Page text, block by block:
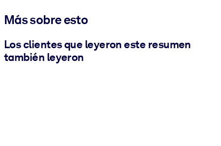
Más sobre esto
Los clientes que leyeron este resumen
también leyeron